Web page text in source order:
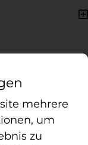
mehrere
um
zu